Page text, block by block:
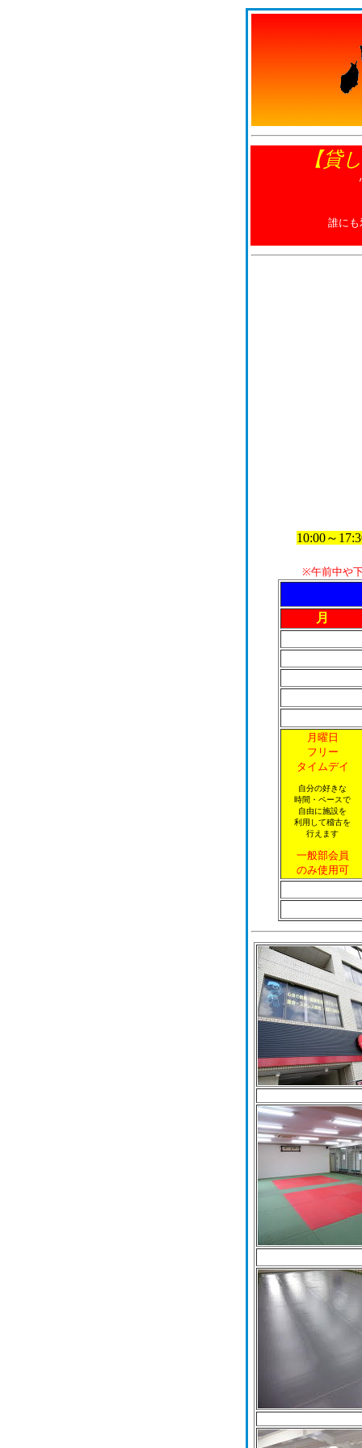
【貸
誰にも
10:00～
※午前中や
月
月曜日
フリー
タイムデイ
自分の好きな
時間・ペースで
自由に施設を
利用して稽古を
行えます
一般部会員
のみ使用可